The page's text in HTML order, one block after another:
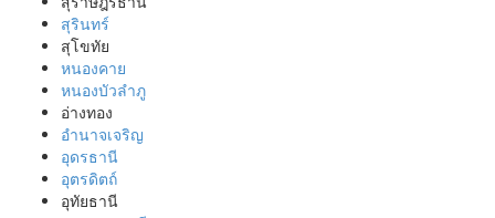
สุรินทร์
สุโขทัย
หนองคาย
หนองบัวลำภู
อ่างทอง
อำนาจเจริญ
อุดรธานี
อุตรดิตถ์
อุทัยธานี